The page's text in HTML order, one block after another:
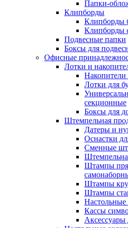
Папки-
Клипборды
Клипборды
Клипборды
Подвесные папки
Боксы для
Офисные
Лотки и
Накопители
Лотки для
секционные
Боксы для
Штемпельная
Датеры и
Оснастки
Сменные
Штампы
Штампы
Штампы
Кассы
Аксессуары